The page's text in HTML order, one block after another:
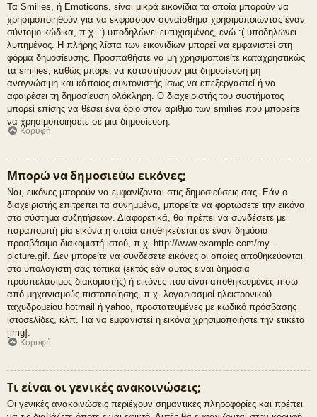
Τα Smilies, ή Emoticons, είναι μικρά εικονίδια τα οποία μπορούν να
χρησιμοποιηθούν για να εκφράσουν συναίσθημα χρησιμοποιώντας έναν
σύντομο κώδικα, π.χ. :) υποδηλώνει ευτυχισμένος, ενώ :( υποδηλώνει
λυπημένος. Η πλήρης λίστα των εικονιδίων μπορεί να εμφανιστεί στη
φόρμα δημοσίευσης. Προσπαθήστε να μη χρησιμοποιείτε καταχρηστικώς
τα smilies, καθώς μπορεί να καταστήσουν μια δημοσίευση μη
αναγνώσιμη και κάποιος συντονιστής ίσως να επεξεργαστεί ή να
αφαιρέσει τη δημοσίευση ολόκληρη. Ο διαχειριστής του συστήματος
μπορεί επίσης να θέσει ένα όριο στον αριθμό των smilies που μπορείτε
να χρησιμοποιήσετε σε μια δημοσίευση.
Κορυφή
Μπορώ να δημοσιεύω εικόνες;
Ναι, εικόνες μπορούν να εμφανίζονται στις δημοσιεύσεις σας. Εάν ο
διαχειριστής επιτρέπει τα συνημμένα, μπορείτε να φορτώσετε την εικόνα
στο σύστημα συζητήσεων. Διαφορετικά, θα πρέπει να συνδέσετε με
παραπομπή μία εικόνα η οποία αποθηκεύεται σε έναν δημόσια
προσβάσιμο διακομιστή ιστού, π.χ. http://www.example.com/my-
picture.gif. Δεν μπορείτε να συνδέσετε εικόνες οι οποίες αποθηκεύονται
στο υπολογιστή σας τοπικά (εκτός εάν αυτός είναι δημόσια
προσπελάσιμος διακομιστής) ή εικόνες που είναι αποθηκευμένες πίσω
από μηχανισμούς πιστοποίησης, π.χ. λογαριασμοί ηλεκτρονικού
ταχυδρομείου hotmail ή yahoo, προστατευμένες με κωδικό πρόσβασης
ιστοσελίδες, κλπ. Για να εμφανιστεί η εικόνα χρησιμοποιήστε την ετικέτα
[img].
Κορυφή
Τι είναι οι γενικές ανακοινώσεις;
Οι γενικές ανακοινώσεις περιέχουν σημαντικές πληροφορίες και πρέπει